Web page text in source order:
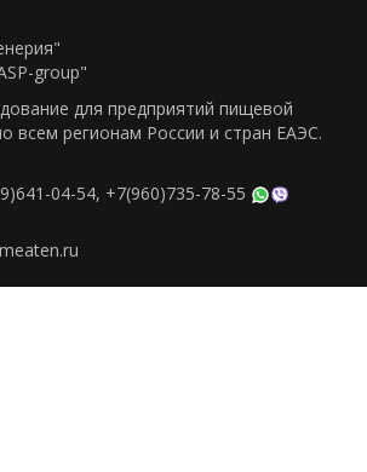
group"
для предприятий пищевой
всем регионам Росcии и стран ЕАЭС.
04-54, +7(960)735-78-55